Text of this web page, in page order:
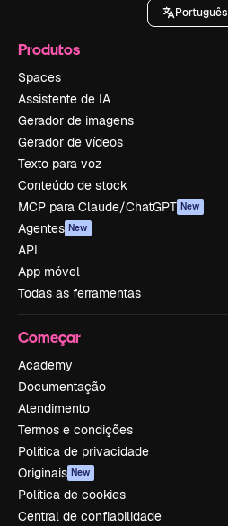
Português
Produtos
Spaces
Assistente de IA
Gerador de imagens
Gerador de vídeos
Texto para voz
Conteúdo de stock
MCP para Claude/ChatGPT New
Agentes New
API
App móvel
Todas as ferramentas
Começar
Academy
Documentação
Atendimento
Termos e condições
Política de privacidade
Originais New
Política de cookies
Central de confiabilidade